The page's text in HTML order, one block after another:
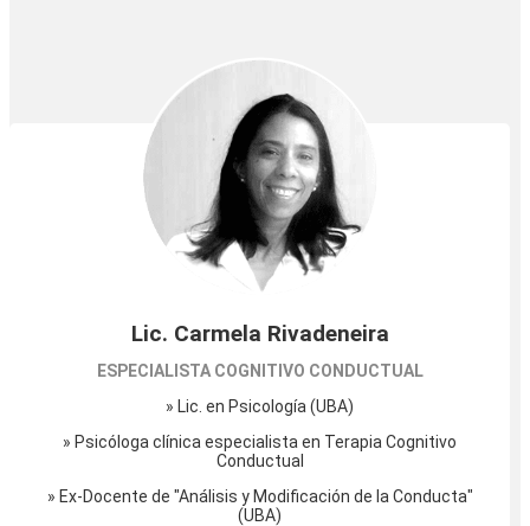
Lic. Carmela Rivadeneira
ESPECIALISTA COGNITIVO CONDUCTUAL
» Lic. en Psicología (UBA)
» Psicóloga clínica especialista en Terapia Cognitivo
Conductual
» Ex-Docente de "Análisis y Modificación de la Conducta"
(UBA)